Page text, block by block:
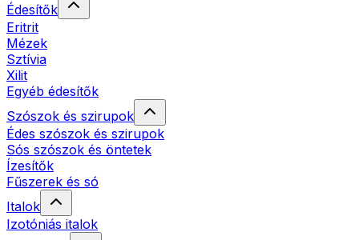
Édesítők
Eritrit
Mézek
Sztívia
Xilit
Egyéb édesítők
Szószok és szirupok
Édes szószok és szirupok
Sós szószok és öntetek
Ízesítők
Fűszerek és só
Italok
Izotóniás italok